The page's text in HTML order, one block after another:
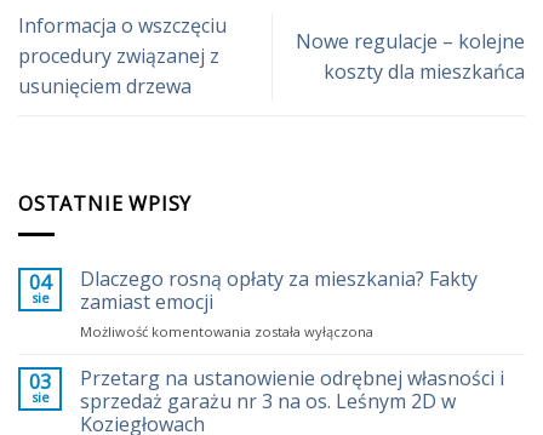
Informacja o wszczęciu
procedury związanej z
usunięciem drzewa
Nowe regulacje – kolejne
koszty dla mieszkańca
OSTATNIE WPISY
04
sie
Dlaczego rosną opłaty za mieszkania? Fakty
zamiast emocji
Możliwość komentowania Dlaczego
opłaty
za
mieszkania?
została wyłączona
03
sie
Przetarg na ustanowienie odrębnej własności i
sprzedaż garażu nr 3 na os. Leśnym 2D w
Koziegłowach